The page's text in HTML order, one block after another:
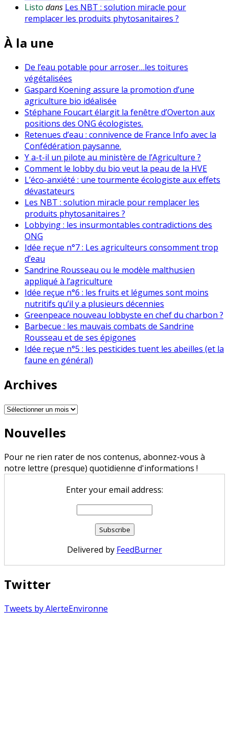
Listo dans Les NBT : solution miracle pour
remplacer les produits phytosanitaires ?
À la une
De l’eau potable pour arroser…les toitures
végétalisées
Gaspard Koening assure la promotion d’une
agriculture bio idéalisée
Stéphane Foucart élargit la fenêtre d’Overton aux
positions des ONG écologistes.
Retenues d’eau : connivence de France Info avec la
Confédération paysanne.
Y a-t-il un pilote au ministère de l’Agriculture ?
Comment le lobby du bio veut la peau de la HVE
L’éco-anxiété : une tourmente écologiste aux effets
dévastateurs
Les NBT : solution miracle pour remplacer les
produits phytosanitaires ?
Lobbying : les insurmontables contradictions des
ONG
Idée reçue n°7 : Les agriculteurs consomment trop
d’eau
Sandrine Rousseau ou le modèle malthusien
appliqué à l’agriculture
Idée reçue n°6 : les fruits et légumes sont moins
nutritifs qu’il y a plusieurs décennies
Greenpeace nouveau lobbyste en chef du charbon ?
Barbecue : les mauvais combats de Sandrine
Rousseau et de ses épigones
Idée reçue n°5 : les pesticides tuent les abeilles (et la
faune en général)
Archives
Archives
Nouvelles
Pour ne rien rater de nos contenus, abonnez-vous à
notre lettre (presque) quotidienne d'informations !
Enter your email address:
Delivered by FeedBurner
Twitter
Tweets by AlerteEnvironne